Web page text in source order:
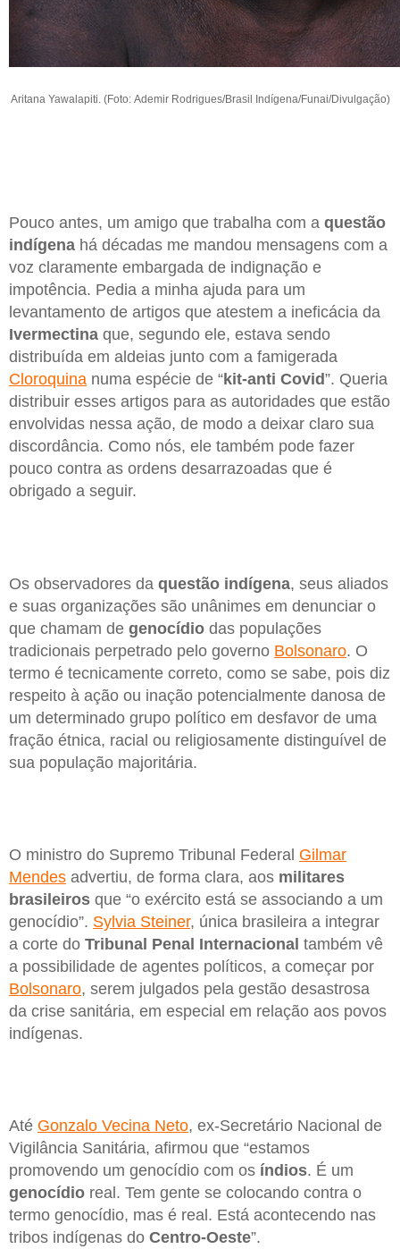
Aritana Yawalapiti. (Foto: Ademir Rodrigues/Brasil Indígena/Funai/Divulgação)
Pouco antes, um amigo que trabalha com a questão
indígena há décadas me mandou mensagens com a
voz claramente embargada de indignação e
impotência. Pedia a minha ajuda para um
levantamento de artigos que atestem a ineficácia da
Ivermectina que, segundo ele, estava sendo
distribuída em aldeias junto com a famigerada
Cloroquina numa espécie de “kit-anti Covid”. Queria
distribuir esses artigos para as autoridades que estão
envolvidas nessa ação, de modo a deixar claro sua
discordância. Como nós, ele também pode fazer
pouco contra as ordens desarrazoadas que é
obrigado a seguir.
Os observadores da questão indígena, seus aliados
e suas organizações são unânimes em denunciar o
que chamam de genocídio das populações
tradicionais perpetrado pelo governo Bolsonaro. O
termo é tecnicamente correto, como se sabe, pois diz
respeito à ação ou inação potencialmente danosa de
um determinado grupo político em desfavor de uma
fração étnica, racial ou religiosamente distinguível de
sua população majoritária.
O ministro do Supremo Tribunal Federal Gilmar
Mendes advertiu, de forma clara, aos militares
brasileiros que “o exército está se associando a um
genocídio”. Sylvia Steiner, única brasileira a integrar
a corte do Tribunal Penal Internacional também vê
a possibilidade de agentes políticos, a começar por
Bolsonaro, serem julgados pela gestão desastrosa
da crise sanitária, em especial em relação aos povos
indígenas.
Até Gonzalo Vecina Neto, ex-Secretário Nacional de
Vigilância Sanitária, afirmou que “estamos
promovendo um genocídio com os índios. É um
genocídio real. Tem gente se colocando contra o
termo genocídio, mas é real. Está acontecendo nas
tribos indígenas do Centro-Oeste”.